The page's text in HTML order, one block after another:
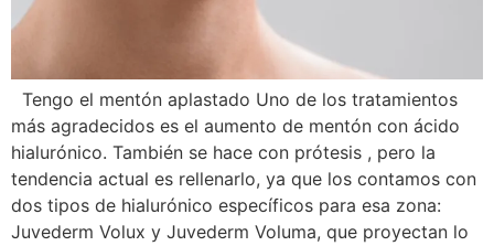
Tengo el mentón aplastado Uno de los tratamientos
más agradecidos es el aumento de mentón con ácido
hialurónico. También se hace con prótesis , pero la
tendencia actual es rellenarlo, ya que los contamos con
dos tipos de hialurónico específicos para esa zona:
Juvederm Volux y Juvederm Voluma, que proyectan lo